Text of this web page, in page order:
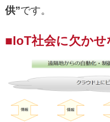
供”です。
■IoT社会に欠か